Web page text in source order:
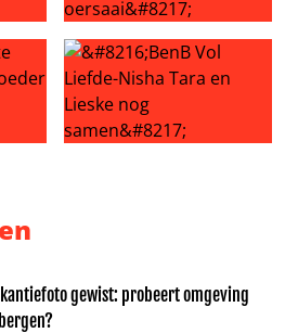
kilo eraf: Leonardo veel te zwaar!
Kijkers BenB Vol Liefde
gewist: probeert omgeving